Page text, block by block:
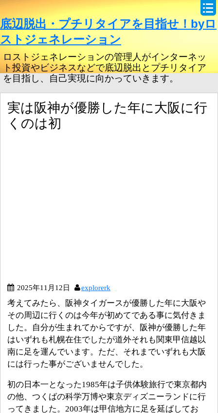
底辺脱出・プチリタイアを目指せ！byロ
ストジェネレーション
ロストジェネレーションの管理人がインターネッ
ト投資やビジネスなどで底辺脱出とプチリタイア
を目指し、自己実現に向かっていきます。
実は阪神が優勝した年に大阪に行
くのは初
2025年11月12日 explorerk
考えてみたら、阪神タイガースが優勝した年に大阪や
その周辺に行くのは今年が初めてである事に気付きま
した。自分が生まれてからですが、阪神が優勝した年
はいずれも札幌在住でしたが道外それも関東甲信越以
南に足を運んでいます。ただ、それまでいずれも大阪
には行った事がございませんでした。
初の日本一となった1985年は子供体験旅行で東京都内
の他、つくばの科学万博や東京ディズニーランドに行
ってきました。2003年は甲信地方に足を延ばしてお